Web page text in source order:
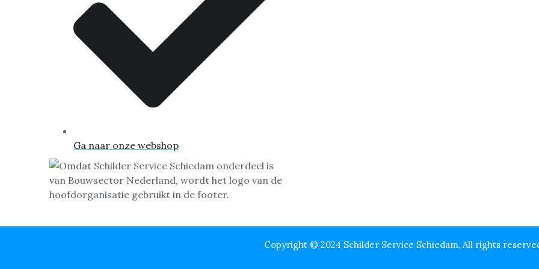
Ga naar onze webshop
Copyright © 2024 Schilder Service Schiedam, All rights